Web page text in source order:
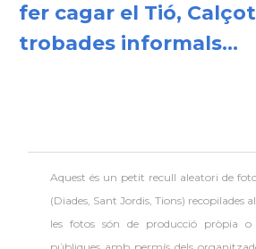
fer cagar el Tió,
trobades informals...
Aquest és un petit recull aleatori de
(Diades, Sant Jordis, Tions) recopilades
les fotos són de producció pròpia o